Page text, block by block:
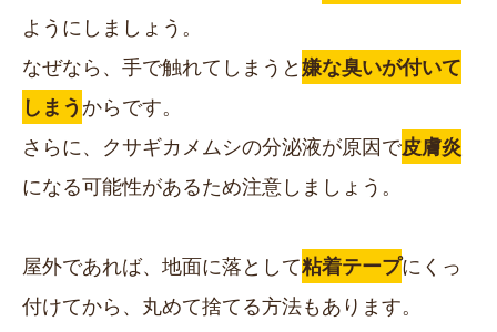
ようにしましょう。
なぜなら、手で触れてしまうと嫌な臭いが付いて
しまうからです。
さらに、クサギカメムシの分泌液が原因で皮膚炎
になる可能性があるため注意しましょう。
屋外であれば、地面に落として粘着テープにくっ
付けてから、丸めて捨てる方法もあります。